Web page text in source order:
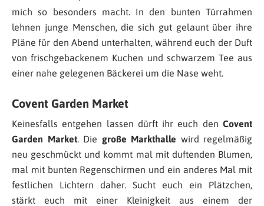
mich so besonders macht. In den bunten Türrahmen
lehnen junge Menschen, die sich gut gelaunt über ihre
Pläne für den Abend unterhalten, während euch der Duft
von frischgebackenem Kuchen und schwarzem Tee aus
einer nahe gelegenen Bäckerei um die Nase weht.
Covent Garden Market
Keinesfalls entgehen lassen dürft ihr euch den Covent
Garden Market. Die große Markthalle wird regelmäßig
neu geschmückt und kommt mal mit duftenden Blumen,
mal mit bunten Regenschirmen und ein anderes Mal mit
festlichen Lichtern daher. Sucht euch ein Plätzchen,
stärkt euch mit einer Kleinigkeit aus einem der